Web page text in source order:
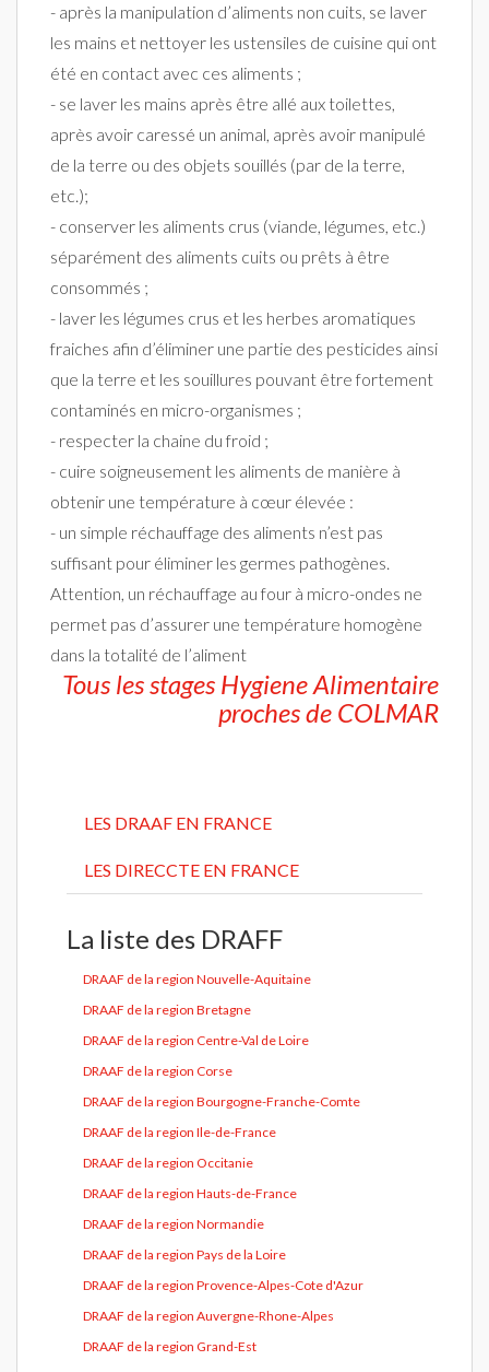
- après la manipulation d’aliments non cuits, se laver
les mains et nettoyer les ustensiles de cuisine qui ont
été en contact avec ces aliments ;
- se laver les mains après être allé aux toilettes,
après avoir caressé un animal, après avoir manipulé
de la terre ou des objets souillés (par de la terre,
etc.);
- conserver les aliments crus (viande, légumes, etc.)
séparément des aliments cuits ou prêts à être
consommés ;
- laver les légumes crus et les herbes aromatiques
fraiches afin d’éliminer une partie des pesticides ainsi
que la terre et les souillures pouvant être fortement
contaminés en micro-organismes ;
- respecter la chaine du froid ;
- cuire soigneusement les aliments de manière à
obtenir une température à cœur élevée :
- un simple réchauffage des aliments n’est pas
suffisant pour éliminer les germes pathogènes.
Attention, un réchauffage au four à micro-ondes ne
permet pas d’assurer une température homogène
dans la totalité de l’aliment
Tous les stages Hygiene Alimentaire
proches de COLMAR
LES DRAAF EN FRANCE
LES DIRECCTE EN FRANCE
La liste des DRAFF
DRAAF de la region Nouvelle-Aquitaine
DRAAF de la region Bretagne
DRAAF de la region Centre-Val de Loire
DRAAF de la region Corse
DRAAF de la region Bourgogne-Franche-Comte
DRAAF de la region Ile-de-France
DRAAF de la region Occitanie
DRAAF de la region Hauts-de-France
DRAAF de la region Normandie
DRAAF de la region Pays de la Loire
DRAAF de la region Provence-Alpes-Cote d'Azur
DRAAF de la region Auvergne-Rhone-Alpes
DRAAF de la region Grand-Est